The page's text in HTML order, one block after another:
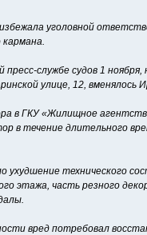
уголовной
пресс-службе судов 1
улице, 12, вменялось
в ГКУ «Жилищное
в течение длительного
ухудшение технического
этажа, часть резного
вред потребовал